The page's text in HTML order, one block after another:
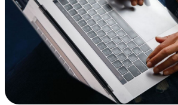
Gå vidare till artikelns
innehåll